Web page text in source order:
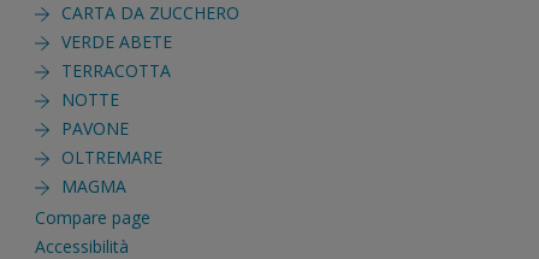
CARTA DA ZUCCHERO
VERDE ABETE
TERRACOTTA
NOTTE
PAVONE
OLTREMARE
MAGMA
Compare page
Accessibilità